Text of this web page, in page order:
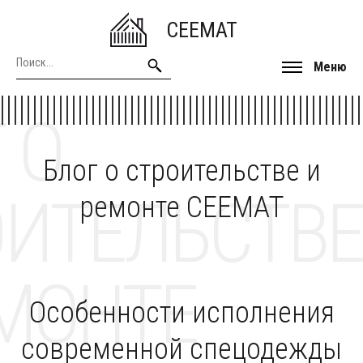
CEEMAT
Меню
Блог о строительстве и
ремонте CEEMAT
О
Особенности исполнения
современной спецодежды